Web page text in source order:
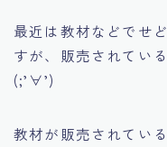
最近は教材などでせ
すが、販売されてい
(;’∀’)
教材が販売されてい